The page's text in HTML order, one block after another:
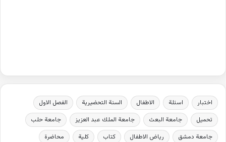
اختبار اسئلة الاطفال السنة التحضيرية
الفصل الاول
تحميل
جامعة البعث جامعة الملك عبد العزيز
جامعة حلب
جامعة دمشق
رياض الاطفال كتاب كلية
محاضرة